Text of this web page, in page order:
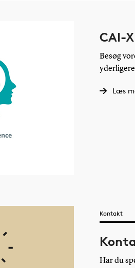
CAI-X
Besøg
Læs
Kontakt
Har du